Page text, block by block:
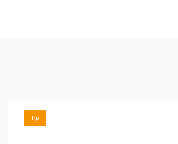
Tip